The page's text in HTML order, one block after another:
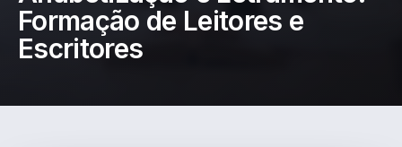
Formação de Leitores e
Escritores